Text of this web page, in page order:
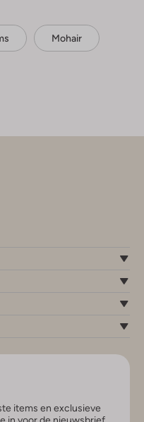
Mohair
items en exclusieve